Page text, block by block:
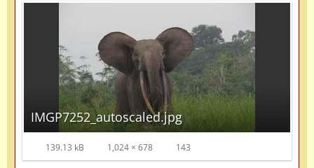
IMGP7252_autoscaled.jpg
139.13 kB 1,024 × 678 143